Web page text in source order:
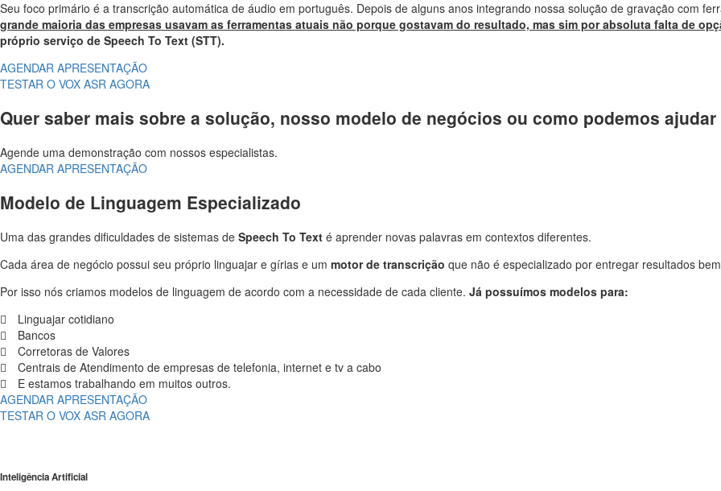
Seu foco primário é a transcrição automática de áudio em português. Depois de alguns anos integrando nossa solução de gravação com
grande maioria das empresas usavam as ferramentas atuais não porque gostavam do resultado, mas sim por absoluta falta de
próprio serviço de Speech To Text (STT).
AGENDAR APRESENTAÇÃO
TESTAR O VOX ASR AGORA
Quer saber mais sobre a solução, nosso modelo de negócios ou como podemos
Agende uma demonstração com nossos especialistas.
AGENDAR APRESENTAÇÃO
Modelo de Linguagem Especializado
Uma das grandes dificuldades de sistemas de Speech To Text é aprender novas palavras em contextos diferentes.
Cada área de negócio possui seu próprio linguajar e gírias e um motor de transcrição que não é especializado por entregar resultados
Por isso nós criamos modelos de linguagem de acordo com a necessidade de cada cliente. Já possuímos modelos para:
Linguajar cotidiano
Bancos
Corretoras de Valores
Centrais de Atendimento de empresas de telefonia, internet e tv a cabo
E estamos trabalhando em muitos outros.
AGENDAR APRESENTAÇÃO
TESTAR O VOX ASR AGORA
Inteligência Artificial